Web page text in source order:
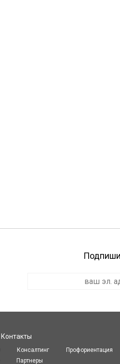
Контакты
Консалтинг
Профориентация
Партнеры